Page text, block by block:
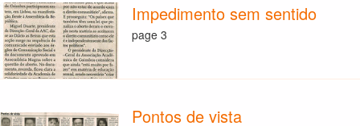
Impedimento sem sentido
page 3
Pontos de vista